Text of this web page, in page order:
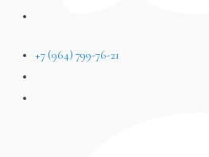
+7 (964) 799-76-21